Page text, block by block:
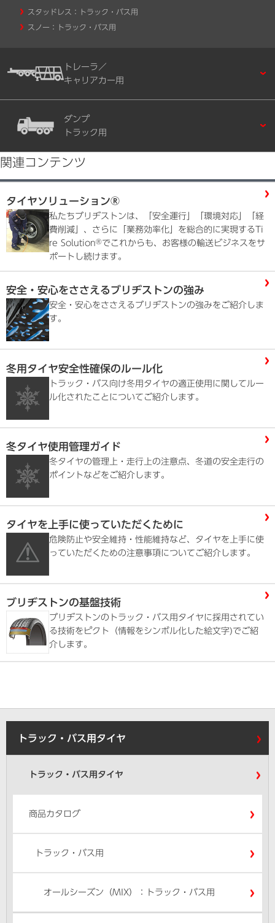
スタッドレス：トラック・バス用
スノー：トラック・バス用
トレーラ／
キャリアカー用
ダンプ
トラック用
関連コンテンツ
タイヤソリューション®
私たちブリヂストンは、「安全運行」「環境対応」「経
費削減」、さらに「業務効率化」を総合的に実現するTi
re Solution®でこれからも、お客様の輸送ビジネスをサ
ポートし続けます。
安全・安心をささえるブリヂストンの強み
安全・安心をささえるブリヂストンの強みをご紹介しま
す。
冬用タイヤ安全性確保のルール化
トラック・バス向け冬用タイヤの適正使用に関してルー
ル化されたことについてご紹介します。
冬タイヤ使用管理ガイド
冬タイヤの管理上・走行上の注意点、冬道の安全走行の
ポイントなどをご紹介します。
タイヤを上手に使っていただくために
危険防止や安全維持・性能維持など、タイヤを上手に使
っていただくための注意事項についてご紹介します。
ブリヂストンの基盤技術
ブリヂストンのトラック・バス用タイヤに採用されてい
る技術をピクト（情報をシンボル化した絵文字)でご紹
介します。
トラック・バス用タイヤ
トラック・バス用タイヤ
商品カタログ
トラック・バス用
オールシーズン（MIX）：トラック・バス用